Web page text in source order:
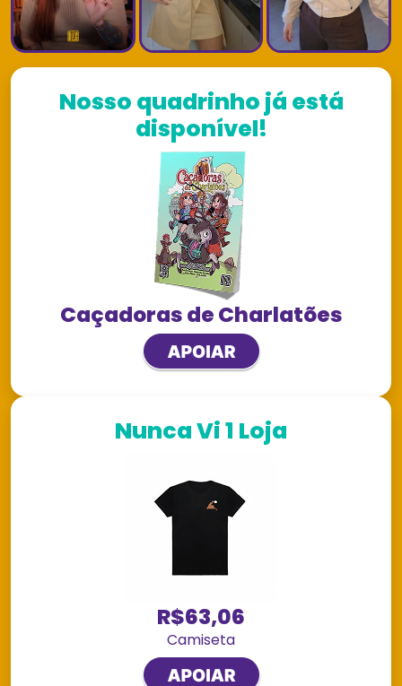
Nosso quadrinho já está
disponível!
Caçadoras de Charlatões
Nunca Vi 1 Loja
R$63,06
Camiseta